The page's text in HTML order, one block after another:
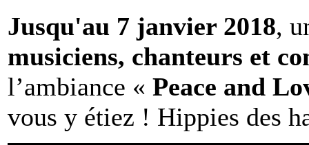
Jusqu'au 7 janvier 2018,
musiciens, chanteurs et
l’ambiance « Peace and
vous y étiez ! Hippies des